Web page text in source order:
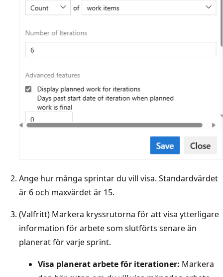
Ange hur många sprintar du vill visa. Standardvärdet
är 6 och maxvärdet är 15.
(Valfritt) Markera kryssrutorna för att visa ytterligare
information för arbete som slutförts senare än
planerat för varje sprint.
Visa planerat arbete för iterationer: Markera